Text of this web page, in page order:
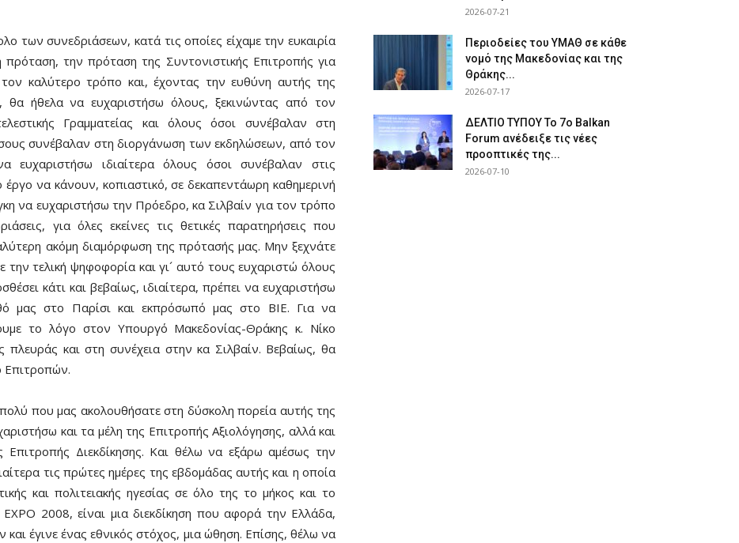
των συνεδριάσεων, κατά τις οποίες είχαμε την ευκαιρία
την πρόταση της Συντονιστικής Επιτροπής για
καλύτερο τρόπο και, έχοντας την ευθύνη αυτής της
θα ήθελα να ευχαριστήσω όλους, ξεκινώντας από τον
Γραμματείας και όλους όσοι συνέβαλαν στη
συνέβαλαν στη διοργάνωση των εκδηλώσεων, από τον
ιδιαίτερα όλους όσοι συνέβαλαν στις
έργο να κάνουν, κοπιαστικό, σε δεκαπεντάωρη καθημερινή
να ευχαριστήσω την Πρόεδρο, κα Σιλβαίν για τον τρόπο
για όλες εκείνες τις θετικές παρατηρήσεις που
ακόμη διαμόρφωση της πρότασής μας. Μην ξεχνάτε
την τελική ψηφοφορία και γι´ αυτό τους ευχαριστώ όλους
κάτι και βεβαίως, ιδιαίτερα, πρέπει να ευχαριστήσω
μας στο Παρίσι και εκπρόσωπό μας στο ΒΙΕ. Για να
το λόγο στον Υπουργό Μακεδονίας-Θράκης κ. Νίκο
πλευράς και στη συνέχεια στην κα Σιλβαίν. Βεβαίως, θα
Επιτροπών.
που μας ακολουθήσατε στη δύσκολη πορεία αυτής της
και τα μέλη της Επιτροπής Αξιολόγησης, αλλά και
Επιτροπής Διεκδίκησης. Και θέλω να εξάρω αμέσως την
τις πρώτες ημέρες της εβδομάδας αυτής και η οποία
και πολιτειακής ηγεσίας σε όλο της το μήκος και το
ΕΧΡΟ 2008, είναι μια διεκδίκηση που αφορά την Ελλάδα,
έγινε ένας εθνικός στόχος, μια ώθηση. Επίσης, θέλω να
2026-07-21
Περιοδείες του ΥΜΑΘ σε κάθε
νομό της Μακεδονίας και της
Θράκης...
2026-07-17
ΔΕΛΤΙΟ ΤΥΠΟΥ Το 7ο Balkan
Forum ανέδειξε τις νέες
προοπτικές της...
2026-07-10